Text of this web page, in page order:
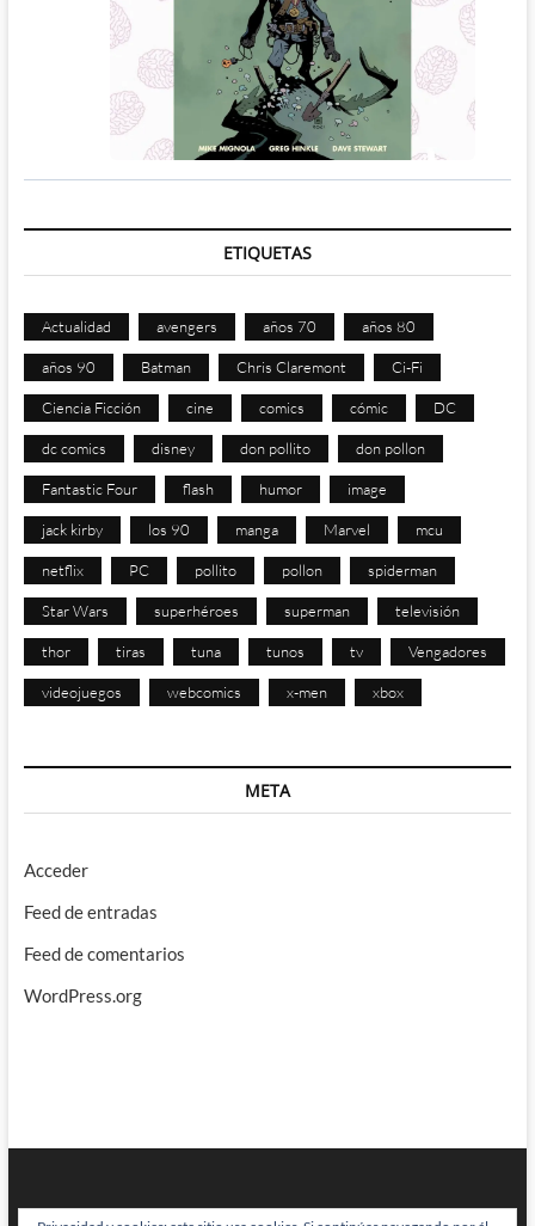
ETIQUETAS
Actualidad avengers años 70 años 80
años 90 Batman Chris Claremont Ci-Fi
Ciencia Ficción cine comics cómic DC
dc comics disney don pollito don pollon
Fantastic Four flash humor image
jack kirby los 90 manga Marvel mcu
netflix PC pollito pollon spiderman
Star Wars superhéroes superman televisión
thor tiras tuna tunos tv Vengadores
videojuegos webcomics x-men xbox
META
Acceder
Feed de entradas
Feed de comentarios
WordPress.org